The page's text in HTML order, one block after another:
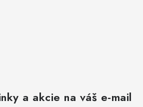
a akcie na váš e-mail